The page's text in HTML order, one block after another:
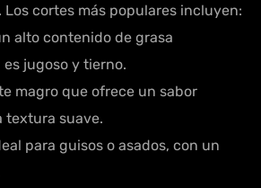
cortes más populares incluyen:
alto contenido de grasa
jugoso y tierno.
magro que ofrece un sabor
textura suave.
para guisos o asados, con un